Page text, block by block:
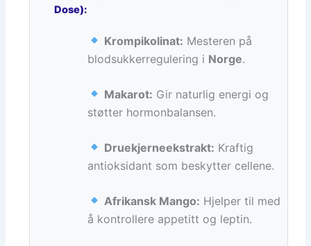
Dose):
Krompikolinat: Mesteren på
blodsukkerregulering i Norge.
Makarot: Gir naturlig energi og
støtter hormonbalansen.
Druekjerneekstrakt: Kraftig
antioksidant som beskytter cellene.
Afrikansk Mango: Hjelper til med
å kontrollere appetitt og leptin.